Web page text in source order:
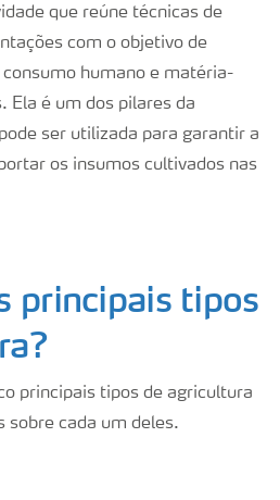
que reúne técnicas de
com o objetivo de
humano e matéria-
Ela é um dos pilares da
ser utilizada para garantir a
os insumos cultivados nas
principais tipos
principais tipos de agricultura
sobre cada um deles.